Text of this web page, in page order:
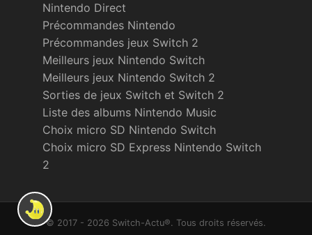
Nintendo Direct
Précommandes Nintendo
Précommandes jeux Switch 2
Meilleurs jeux Nintendo Switch
Meilleurs jeux Nintendo Switch 2
Sorties de jeux Switch et Switch 2
Liste des albums Nintendo Music
Choix micro SD Nintendo Switch
Choix micro SD Express Nintendo Switch
2
© 2017 - 2026 Switch-Actu®. Tous droits réservés.